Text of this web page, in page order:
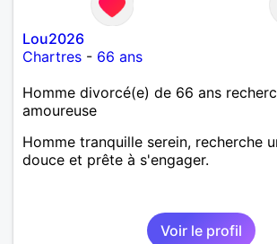
Lou2026
Chartres - 66 ans
Homme divorcé(e) de 66 ans
amoureuse
Homme tranquille serein, recherche
douce et prête à s'engager.
Voir le profil